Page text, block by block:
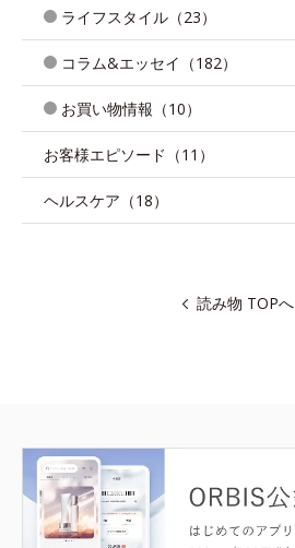
ライフスタイル（23）
コラム&エッセイ（182）
お買い物情報（10）
お客様エピソード（11）
ヘルスケア（18）
読み物 TOPへ